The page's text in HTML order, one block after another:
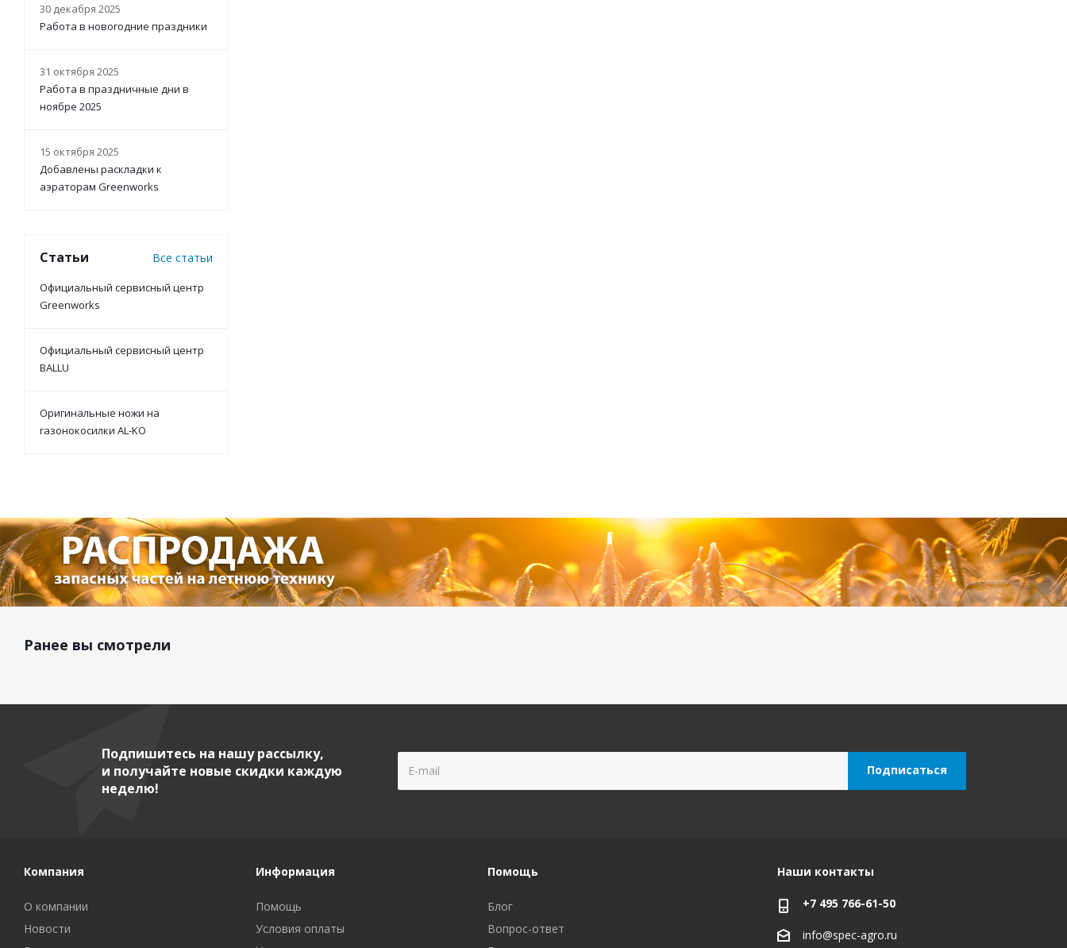
30 декабря 2025
Работа в новогодние праздники
31 октября 2025
Работа в праздничные дни в
ноябре 2025
15 октября 2025
Добавлены раскладки к
аэраторам Greenworks
Статьи Все статьи
Официальный сервисный центр
Greenworks
Официальный сервисный центр
BALLU
Оригинальные ножи на
газонокосилки AL-KO
Ранее вы смотрели
Подпишитесь на нашу рассылку,
и получайте новые скидки каждую
неделю!
Компания
О компании
Новости
Информация
Помощь
Условия оплаты
Помощь
Блог
Вопрос-ответ
Наши контакты
+7 495 766-61-50
info@spec-agro.ru